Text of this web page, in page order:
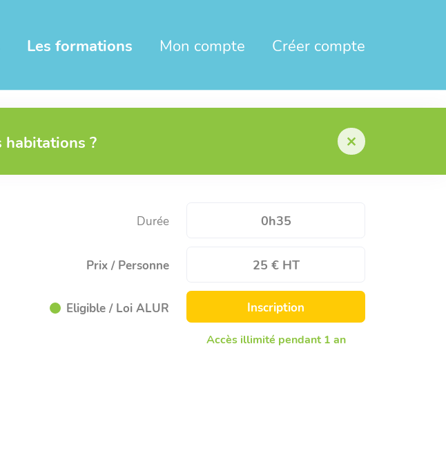
Les formations Mon compte Créer compte
?
Durée 0h35
Prix / Personne 25 € HT
Eligible / Loi ALUR Inscription
Accès illimité pendant 1 an